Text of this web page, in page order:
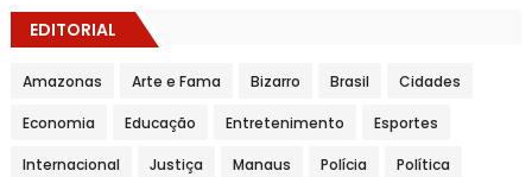
EDITORIAL
Amazonas Arte e Fama Bizarro Brasil Cidades
Economia Educação Entretenimento Esportes
Internacional Justiça Manaus Polícia Política